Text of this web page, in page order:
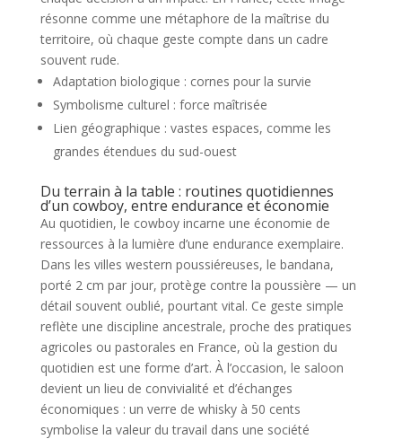
résonne comme une métaphore de la maîtrise du
territoire, où chaque geste compte dans un cadre
souvent rude.
Adaptation biologique : cornes pour la survie
Symbolisme culturel : force maîtrisée
Lien géographique : vastes espaces, comme les
grandes étendues du sud-ouest
Du terrain à la table : routines quotidiennes
d’un cowboy, entre endurance et économie
Au quotidien, le cowboy incarne une économie de
ressources à la lumière d’une endurance exemplaire.
Dans les villes western poussiéreuses, le bandana,
porté 2 cm par jour, protège contre la poussière — un
détail souvent oublié, pourtant vital. Ce geste simple
reflète une discipline ancestrale, proche des pratiques
agricoles ou pastorales en France, où la gestion du
quotidien est une forme d’art. À l’occasion, le saloon
devient un lieu de convivialité et d’échanges
économiques : un verre de whisky à 50 cents
symbolise la valeur du travail dans une société